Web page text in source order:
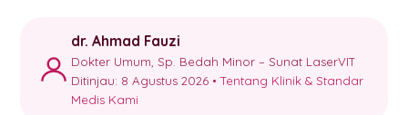
dr. Ahmad Fauzi
Dokter Umum, Sp. Bedah Minor – Sunat LaserVIT
Ditinjau: 8 Agustus 2026 •Tentang Klinik & Standar
Medis Kami